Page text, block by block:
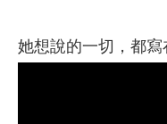
她想說的一切，都寫